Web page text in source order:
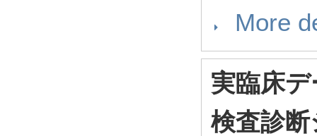
More
実臨床
検査診